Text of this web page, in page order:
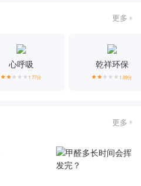
更多
心呼吸
1.77分
乾祥环保
1.89分
更多